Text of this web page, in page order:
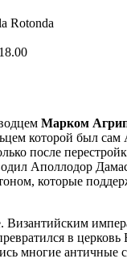
Rotonda
Марком
которой был сам
после
Аполлодор
которые
Византийским
в
многие античные